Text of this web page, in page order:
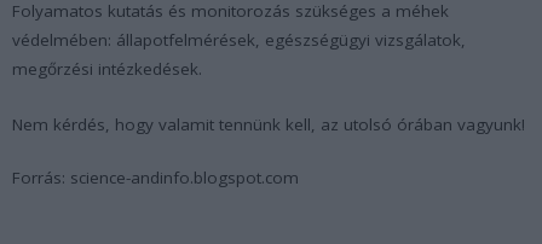
Folyamatos kutatás és monitorozás szükséges a méhek
védelmében: állapotfelmérések, egészségügyi vizsgálatok,
megőrzési intézkedések.
Nem kérdés, hogy valamit tennünk kell, az utolsó órában vagyunk!
Forrás: science-andinfo.blogspot.com